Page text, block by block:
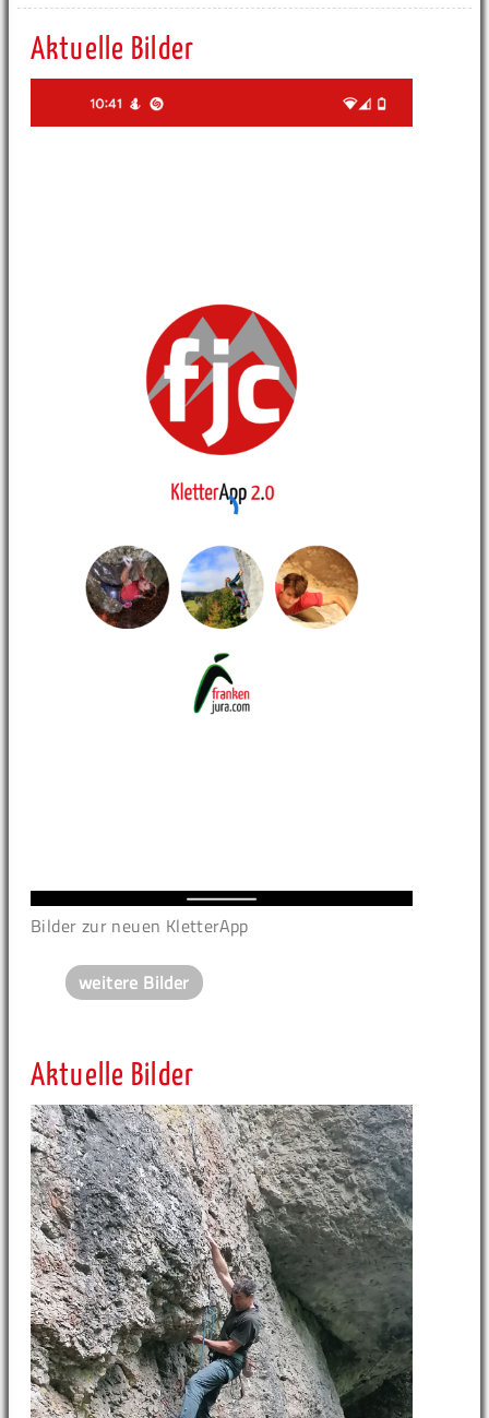
Aktuelle Bilder
Bilder zur neuen KletterApp
weitere Bilder
Aktuelle Bilder